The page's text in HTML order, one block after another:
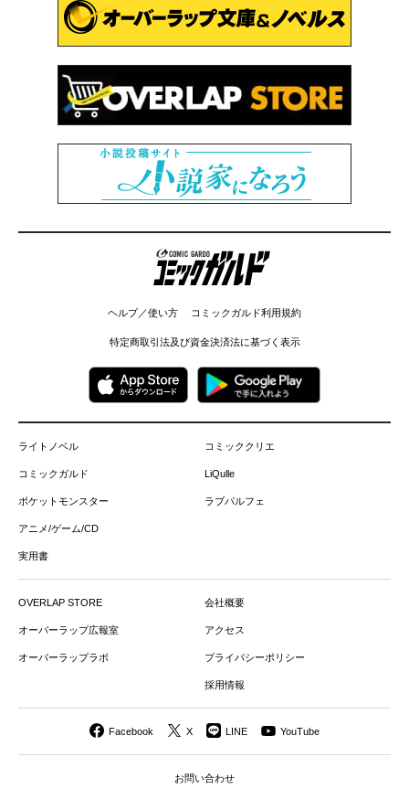
コミックガルド
ヘルプ／使い方 コミックガルド利用規約
特定商取引法及び資金決済法に基づく表示
ライトノベル
コミックガルド
ポケットモンスター
アニメ/ゲーム/CD
実用書
コミッククリエ
LiQulle
ラブパルフェ
OVERLAP STORE
オーバーラップ広報室
オーバーラップラボ
会社概要
アクセス
プライバシーポリシー
採用情報
Facebook X LINE YouTube
お問い合わせ